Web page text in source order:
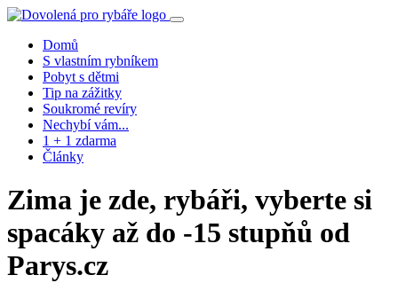
Domů
S vlastním rybníkem
Pobyt s dětmi
Tip na zážitky
Soukromé revíry
Nechybí vám...
1 + 1 zdarma
Články
Zima je zde, rybáři, vyberte si
spacáky až do -15 stupňů od
Parys.cz